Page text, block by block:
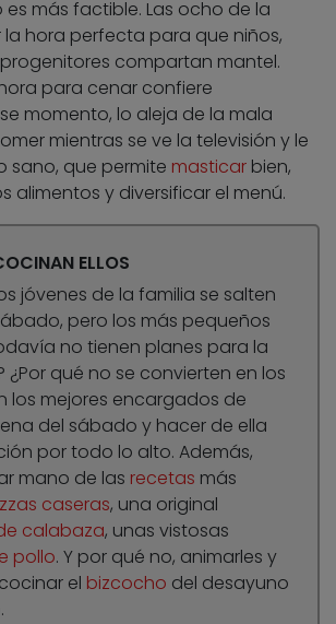
más factible. Las ocho de la
hora perfecta para que niños,
compartan mantel.
para cenar confiere
momento, lo aleja de la mala
mientras se ve la televisión y le
sano, que permite masticar bien,
alimentos y diversificar el menú.
ELLOS
jóvenes de la familia se salten
pero los más pequeños
no tienen planes para la
¿Por qué no se convierten en los
los mejores encargados de
del sábado y hacer de ella
por todo lo alto. Además,
mano de las recetas más
caseras, una original
calabaza, unas vistosas
pollo. Y por qué no, animarles y
el bizcocho del desayuno